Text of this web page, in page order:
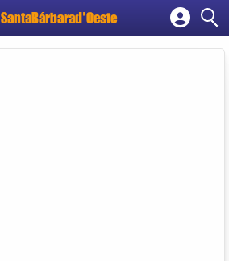
SantaBárbarad'Oeste
Cadastrar empresa